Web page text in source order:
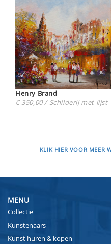
Henry Brand
€ 350,00 / Schilderij met lijst
KLIK HIER VOOR MEER
MENU
Collectie
Kunstenaars
Kunst huren & kopen